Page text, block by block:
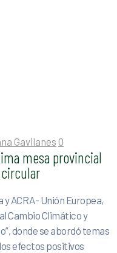
Gavilanes 0
mesa provincial
ACRA- Unión Europea,
Cambio Climático y
donde se abordó temas
efectos positivos